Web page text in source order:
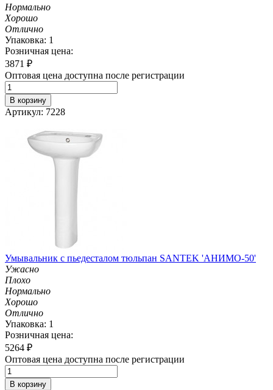
Нормально
Хорошо
Отлично
Упаковка: 1
Розничная цена:
3871 ₽
Оптовая цена доступна после регистрации
В корзину
Артикул: 7228
Умывальник с пьедесталом тюльпан SANTEK 'АНИМО-50'
Ужасно
Плохо
Нормально
Хорошо
Отлично
Упаковка: 1
Розничная цена:
5264 ₽
Оптовая цена доступна после регистрации
В корзину